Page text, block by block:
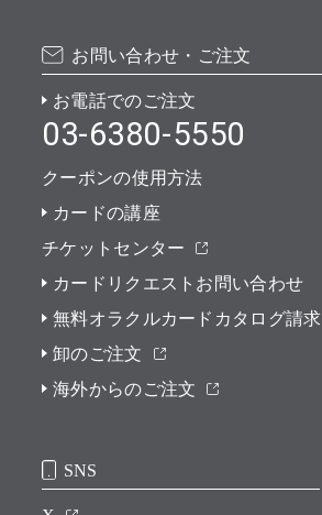
お問い合わせ・ご注文
お電話でのご注文
03-6380-5550
クーポンの使用方法
カードの講座
チケットセンター
カードリクエストお問い合わせ
無料オラクルカードカタログ請求
卸のご注文
海外からのご注文
SNS